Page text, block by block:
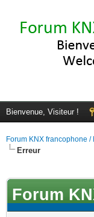
Bienvenue, Visiteur !
Forum KNX francophone
Erreur
Forum